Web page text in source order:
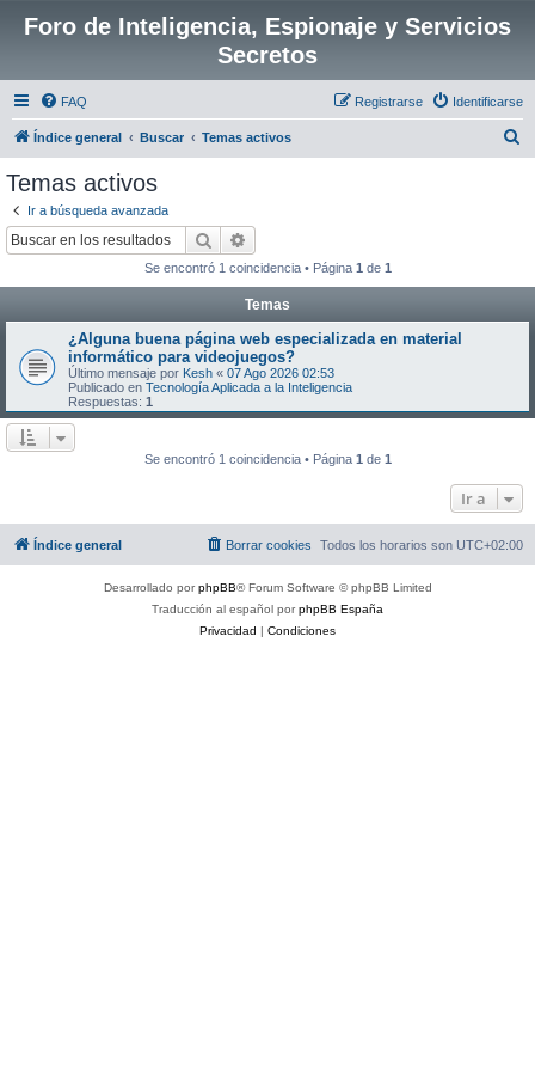
Foro de Inteligencia, Espionaje y Servicios
Secretos
FAQ Identificarse
Registrarse
Índice general Buscar Temas activos
Temas activos
Ir a búsqueda avanzada
Buscar
Se encontró 1 coincidencia • Página 1 de 1
Temas
¿Alguna buena página web especializada en material
informático para videojuegos?
Último mensaje por Kesh « 07 Ago 2026 02:53
Publicado en Tecnología Aplicada a la Inteligencia
Respuestas: 1
Se encontró 1 coincidencia • Página 1 de 1
Ir a
Índice general Todos los horarios son UTC+02:00
Borrar cookies
Desarrollado porphpBB® Forum Software © phpBB Limited
Traducción al español porphpBB España
Privacidad | Condiciones